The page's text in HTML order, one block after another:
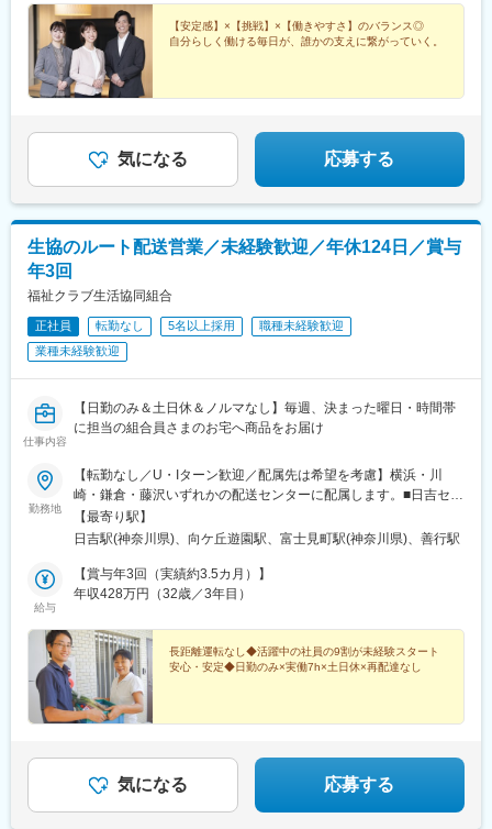
【安定感】×【挑戦】×【働きやすさ】のバランス◎
自分らしく働ける毎日が、誰かの支えに繋がっていく。
気になる 応募する
生協のルート配送営業／未経験歓迎／年休124日／賞与
年3回
福祉クラブ生活協同組合
正社員 転勤なし 5名以上採用
職種未経験歓迎
業種未経験歓迎
仕事内容
【日勤のみ＆土日休＆ノルマなし】毎週、決まった曜日・時間帯
に担当の組合員さまのお宅へ商品をお届け
勤務地
【転勤なし／U・Iターン歓迎／配属先は希望を考慮】横浜・川
崎・鎌倉・藤沢いずれかの配送センターに配属します。■日吉セン
ター（横浜市港北区）神奈川県横浜市港北区日吉5-21-31各線「日
吉駅」よりバスで10分■初山センター（川崎市宮前区）神奈川県
ンター（鎌倉市）神奈川県鎌倉市台5-2-22各線「大船駅」より徒
歩15分■藤沢センター（藤沢市）神奈川県藤沢市善行6-19-51小田
面禁煙（敷地内喫煙可能場所あり）
【最寄り駅】
日吉駅(神奈川県)、向ケ丘遊園駅、富士見町駅(神奈川県)、善行駅
給与
【賞与年3回（実績約3.5カ月）】
年収428万円（32歳／3年目）
長距離運転なし◆活躍中の社員の9割が未経験スタート
安心・安定◆日勤のみ×実働7h×土日休×再配達なし
気になる 応募する